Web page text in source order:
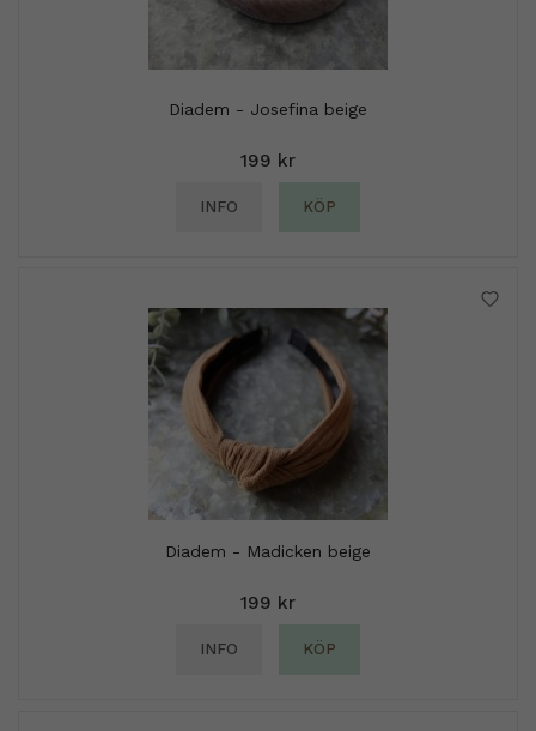
Diadem - Josefina beige
199 kr
INFO KÖP
Diadem - Madicken beige
199 kr
INFO KÖP